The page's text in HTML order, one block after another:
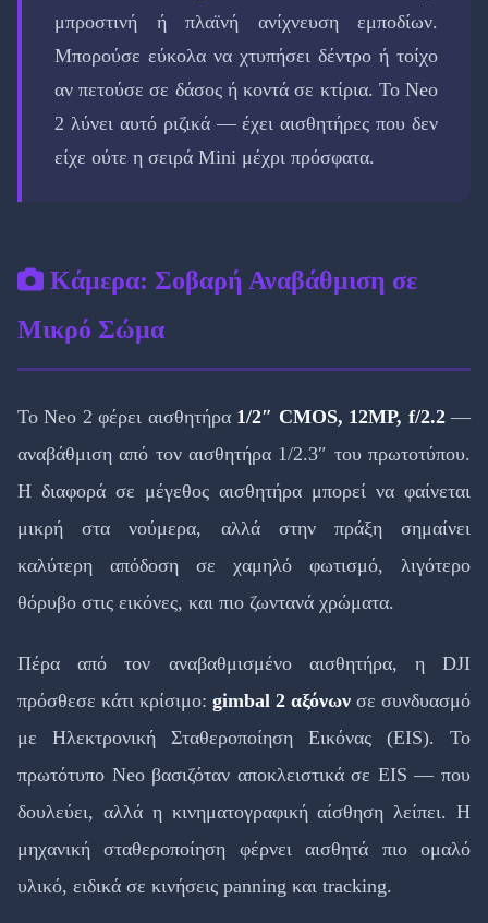
μπροστινή ή πλαϊνή ανίχνευση εμποδίων.
Μπορούσε εύκολα να χτυπήσει δέντρο ή τοίχο
αν πετούσε σε δάσος ή κοντά σε κτίρια. Το Neo
2 λύνει αυτό ριζικά — έχει αισθητήρες που δεν
είχε ούτε η σειρά Mini μέχρι πρόσφατα.
Κάμερα: Σοβαρή Αναβάθμιση σε
Μικρό Σώμα
Το Neo 2 φέρει αισθητήρα 1/2″ CMOS, 12MP, f/2.2—
αναβάθμιση από τον αισθητήρα 1/2.3″ του πρωτοτύπου.
Η διαφορά σε μέγεθος αισθητήρα μπορεί να φαίνεται
μικρή στα νούμερα, αλλά στην πράξη σημαίνει
καλύτερη απόδοση σε χαμηλό φωτισμό, λιγότερο
θόρυβο στις εικόνες, και πιο ζωντανά χρώματα.
Πέρα από τον αναβαθμισμένο αισθητήρα, η DJI
πρόσθεσε κάτι κρίσιμο: gimbal 2 αξόνων σε συνδυασμό
με Ηλεκτρονική Σταθεροποίηση Εικόνας (EIS). Το
πρωτότυπο Neo βασιζόταν αποκλειστικά σε EIS — που
δουλεύει, αλλά η κινηματογραφική αίσθηση λείπει. Η
μηχανική σταθεροποίηση φέρνει αισθητά πιο ομαλό
υλικό, ειδικά σε κινήσεις panning και tracking.